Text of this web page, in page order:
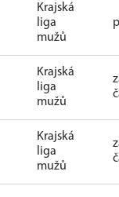
Krajská
liga
mužů
Krajská
liga
mužů
Krajská
liga
mužů